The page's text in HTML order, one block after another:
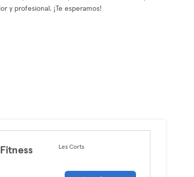
y profesional. ¡Te esperamos!
Les Corts